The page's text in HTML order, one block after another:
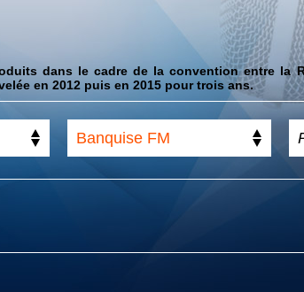
dans le cadre de la convention entre la
en 2012 puis en 2015 pour trois ans.
Banquise FM